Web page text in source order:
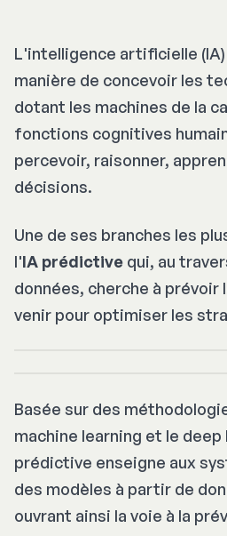
L'intelligence artificielle
manière de concevoir les
dotant les machines de la
fonctions cognitives
percevoir, raisonner,
décisions.
Une de ses branches les
l'IA prédictive qui, au
données, cherche à prévoir
venir pour optimiser les
Basée sur des
machine learning et le deep
prédictive enseigne aux
des modèles à partir de
ouvrant ainsi la voie à la